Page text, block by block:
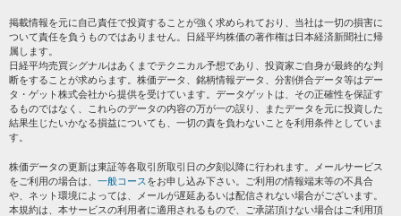
過去データ
掲載情報を元に自己責任で投資することが強く求められており、当社は一切の損害に
ついて責任を負うものではありません。日経平均株価の著作権は日本経済新聞社に帰
属します。
日経平均売買シグナルはあくまでテクニカル予想であり、投資家ご自身が最終的な判
断をすることが求めらます。株価データ、銘柄情報データ、分割併合データ等はデー
タ・ゲット株式会社から提供を受けています。データゲットは、その正確性を保証す
るものではなく、これらのデータの内容の万が一の誤り、またデータを元に投資した
結果生じたいかなる損益についても、一切の責を負わないことを利用条件としていま
す。
株価データの更新は東証等各取引所取引日の夕刻以降に行われます。メールサービス
をご利用の場合は、 一般コース をお申し込み下さい。ご利用の情報端末等の不具合
や、ネット環境によっては、メールが遅延あるいは配信されない場合がございます。
本規約は、本サービスの利用者に適用されるもので、ご承諾頂けない場合はご利用頂